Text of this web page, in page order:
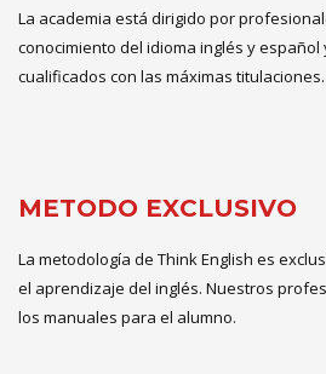
La academia está dirigido por
conocimiento del idioma inglés y
cualificados con las máximas titulaciones.
METODO EXCLUSIVO
La metodología de Think English es
el aprendizaje del inglés. Nuestros
los manuales para el alumno.